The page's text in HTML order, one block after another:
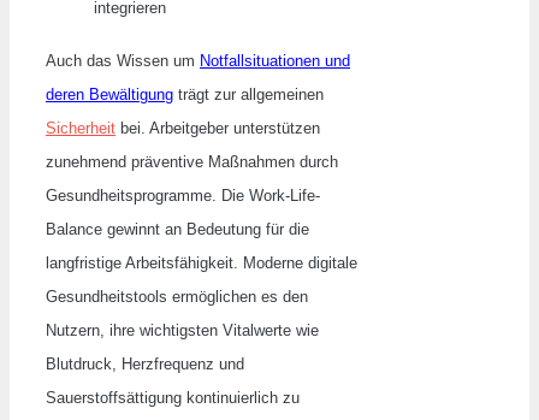
integrieren
Auch das Wissen um Notfallsituationen und
deren Bewältigung trägt zur allgemeinen
Sicherheit bei. Arbeitgeber unterstützen
zunehmend präventive Maßnahmen durch
Gesundheitsprogramme. Die Work-Life-
Balance gewinnt an Bedeutung für die
langfristige Arbeitsfähigkeit. Moderne digitale
Gesundheitstools ermöglichen es den
Nutzern, ihre wichtigsten Vitalwerte wie
Blutdruck, Herzfrequenz und
Sauerstoffsättigung kontinuierlich zu